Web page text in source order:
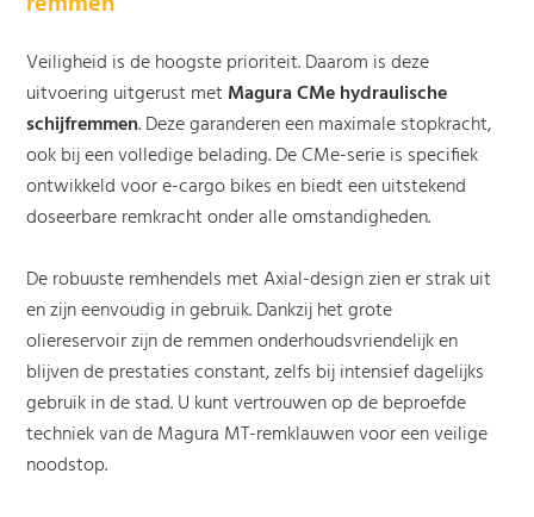
Veiligheid is de hoogste prioriteit. Daarom is deze
uitvoering uitgerust met Magura CMe hydraulische
schijfremmen. Deze garanderen een maximale stopkracht,
ook bij een volledige belading. De CMe-serie is specifiek
ontwikkeld voor e-cargo bikes en biedt een uitstekend
doseerbare remkracht onder alle omstandigheden.
De robuuste remhendels met Axial-design zien er strak uit
en zijn eenvoudig in gebruik. Dankzij het grote
oliereservoir zijn de remmen onderhoudsvriendelijk en
blijven de prestaties constant, zelfs bij intensief dagelijks
gebruik in de stad. U kunt vertrouwen op de beproefde
techniek van de Magura MT-remklauwen voor een veilige
noodstop.